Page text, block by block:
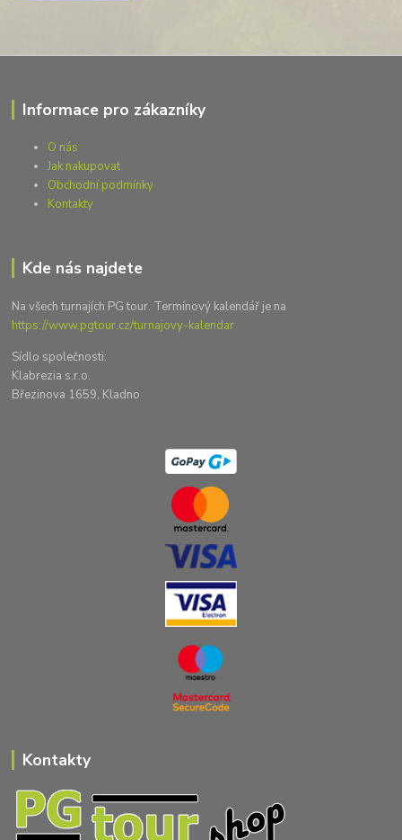
Informace pro zákazníky
O nás
Jak nakupovat
Obchodní podmínky
Kontakty
Kde nás najdete
Na všech turnajích PG tour. Termínový kalendář je na
https://www.pgtour.cz/turnajovy-kalendar
Sídlo společnosti:
Klabrezia s.r.o.
Březinova 1659, Kladno
Kontakty